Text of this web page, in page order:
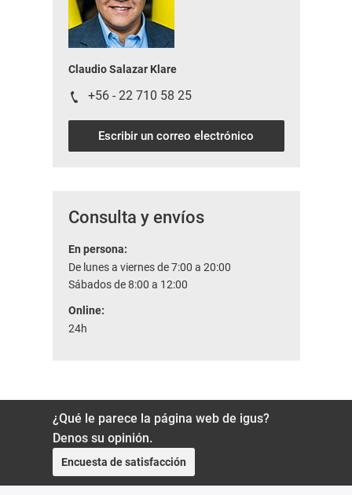
Claudio Salazar Klare
+56 - 22 710 58 25
Escribir un correo electrónico
Consulta y envíos
En persona:
De lunes a viernes de 7:00 a 20:00
Sábados de 8:00 a 12:00
Online:
24h
¿Qué le parece la página web de igus?
Denos su opinión.
Encuesta de satisfacción